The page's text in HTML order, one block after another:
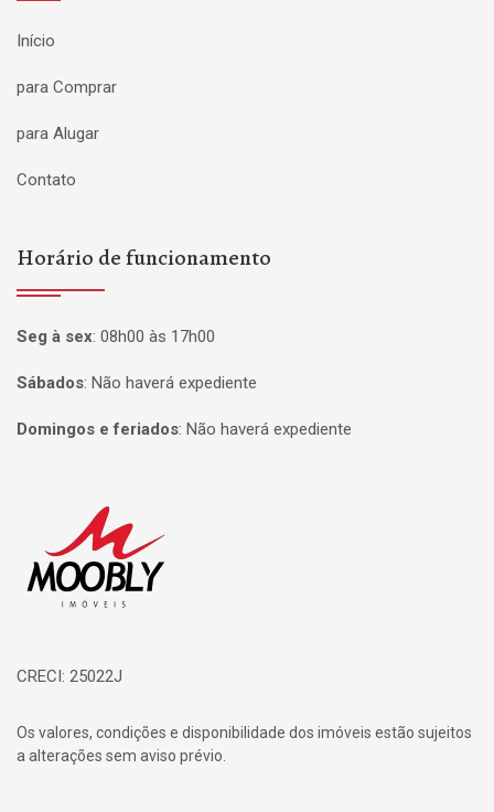
Início
para Comprar
para Alugar
Contato
Horário de funcionamento
Seg à sex: 08h00 às 17h00
Sábados: Não haverá expediente
Domingos e feriados: Não haverá expediente
CRECI: 25022J
Os valores, condições e disponibilidade dos imóveis estão sujeitos
a alterações sem aviso prévio.